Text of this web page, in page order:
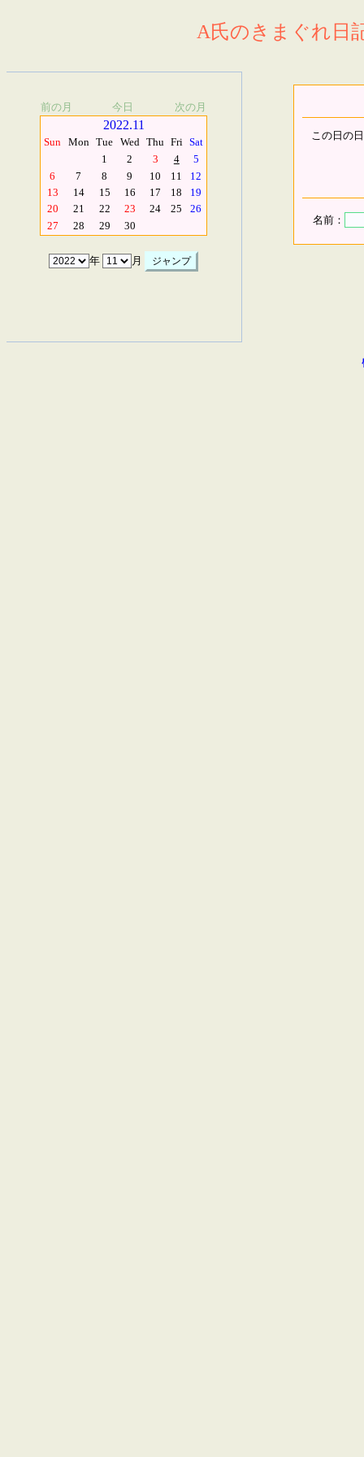
A氏のきまぐれ日
前の月 今日 次の月
2022.11
Sun Mon Tue Wed Thu Fri Sat
1
2 3 4
5
6
7 8 9 10 11
12
13
14 15 16 17 18
19
20
21 22 23 24 25
26
27
28 29 30
年 月
この日の
名前：